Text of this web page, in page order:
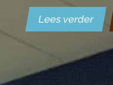
Lees verder